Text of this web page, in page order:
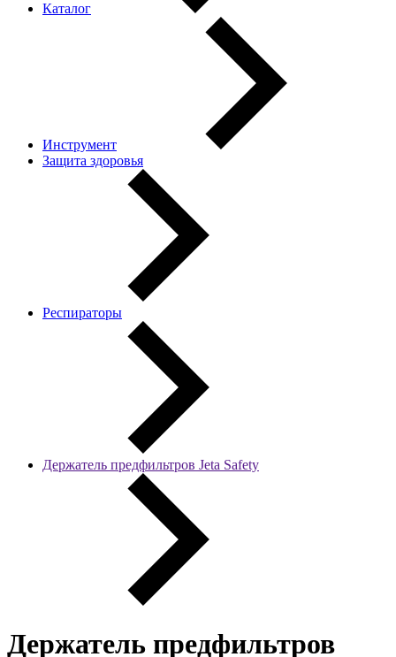
Каталог
Инструмент
Защита здоровья
Респираторы
Держатель предфильтров Jeta Safety
Держатель предфильтров